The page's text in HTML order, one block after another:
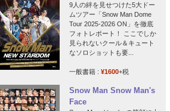
9人の絆を見せつけた5大ドー
ムツアー「Snow Man Dome
Tour 2025-2026 ON」を徹底
フォトレポート！ ここでしか
見られないクール＆キュート
なソロショットも要...
一般書籍 : ¥1600+税
Snow Man Snow Man's
Face